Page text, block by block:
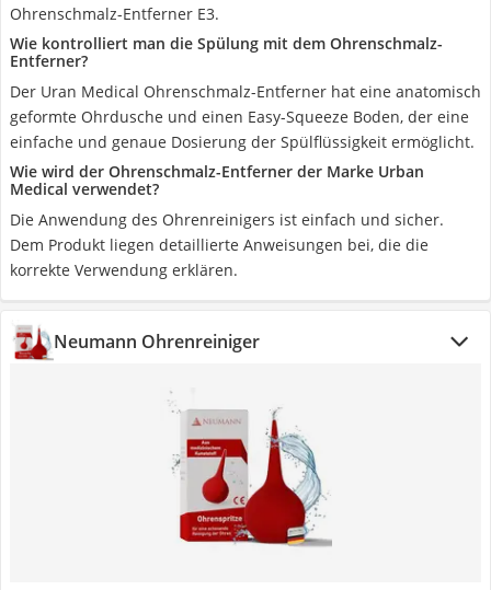
Ohrenschmalz-Entferner E3.
Wie kontrolliert man die Spülung mit dem Ohrenschmalz-
Entferner?
Der Uran Medical Ohrenschmalz-Entferner hat eine anatomisch
geformte Ohrdusche und einen Easy-Squeeze Boden, der eine
einfache und genaue Dosierung der Spülflüssigkeit ermöglicht.
Wie wird der Ohrenschmalz-Entferner der Marke Urban
Medical verwendet?
Die Anwendung des Ohrenreinigers ist einfach und sicher.
Dem Produkt liegen detaillierte Anweisungen bei, die die
korrekte Verwendung erklären.
Neumann Ohrenreiniger